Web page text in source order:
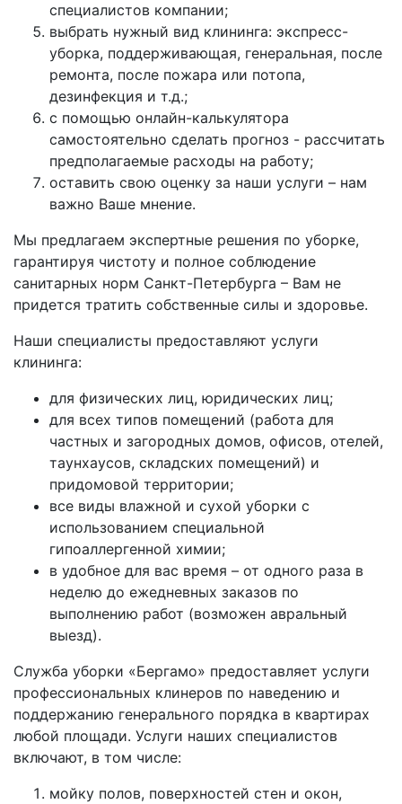
специалистов компании;
выбрать нужный вид клининга: экспресс-
уборка, поддерживающая, генеральная, после
ремонта, после пожара или потопа,
дезинфекция и т.д.;
с помощью онлайн-калькулятора
самостоятельно сделать прогноз - рассчитать
предполагаемые расходы на работу;
оставить свою оценку за наши услуги – нам
важно Ваше мнение.
Мы предлагаем экспертные решения по уборке,
гарантируя чистоту и полное соблюдение
санитарных норм Санкт-Петербурга – Вам не
придется тратить собственные силы и здоровье.
Наши специалисты предоставляют услуги
клининга:
для физических лиц, юридических лиц;
для всех типов помещений (работа для
частных и загородных домов, офисов, отелей,
таунхаусов, складских помещений) и
придомовой территории;
все виды влажной и сухой уборки с
использованием специальной
гипоаллергенной химии;
в удобное для вас время – от одного раза в
неделю до ежедневных заказов по
выполнению работ (возможен авральный
выезд).
Служба уборки «Бергамо» предоставляет услуги
профессиональных клинеров по наведению и
поддержанию генерального порядка в квартирах
любой площади. Услуги наших специалистов
включают, в том числе:
мойку полов, поверхностей стен и окон,